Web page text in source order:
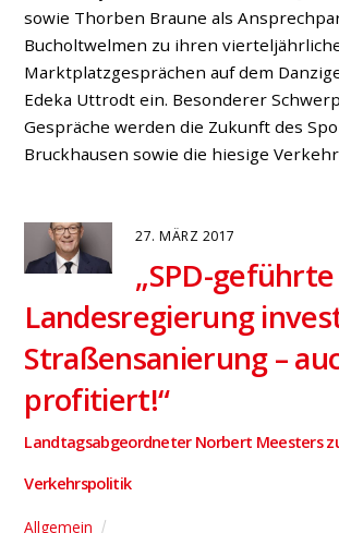
Allgemein Drevenack Fraktion ,
„Mit rund 250.000 Euro Landesmittel
diesem Jahr mit den Planungen zum
Brücke über den Wesel-Datteln-Kanal
begonnen werden“, nimmt der Hünxer
Bürgermeisterkandidat Werner
Behelfsbrücke bleibt tatsächlich nur ein
Dies geht […]
19. FEBRUAR 2015
des Danziger Platzes:
Schritt zur attraktiven
Dorfkernentwicklung